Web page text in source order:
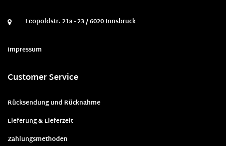
Leopoldstr. 21a - 23 / 6020 Innsbruck
Impressum
Customer Service
Rücksendung und Rücknahme
Lieferung & Lieferzeit
Zahlungsmethoden